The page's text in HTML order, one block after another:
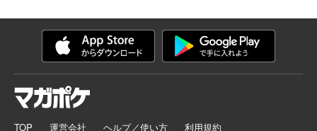
TOP 運営会社 ヘルプ／使い方 利用規約